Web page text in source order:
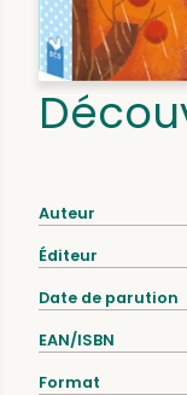
Auteur
Éditeur
Date de parution
EAN/ISBN
Format